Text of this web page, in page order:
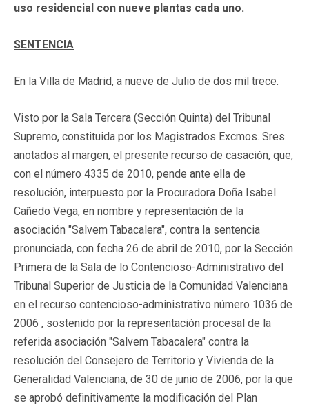
uso residencial con nueve plantas cada uno.
SENTENCIA
En la Villa de Madrid, a nueve de Julio de dos mil trece.
Visto por la Sala Tercera (Sección Quinta) del Tribunal
Supremo, constituida por los Magistrados Excmos. Sres.
anotados al margen, el presente recurso de casación, que,
con el número 4335 de 2010, pende ante ella de
resolución, interpuesto por la Procuradora Doña Isabel
Cañedo Vega, en nombre y representación de la
asociación "Salvem Tabacalera", contra la sentencia
pronunciada, con fecha 26 de abril de 2010, por la Sección
Primera de la Sala de lo Contencioso-Administrativo del
Tribunal Superior de Justicia de la Comunidad Valenciana
en el recurso contencioso-administrativo número 1036 de
2006 , sostenido por la representación procesal de la
referida asociación "Salvem Tabacalera" contra la
resolución del Consejero de Territorio y Vivienda de la
Generalidad Valenciana, de 30 de junio de 2006, por la que
se aprobó definitivamente la modificación del Plan